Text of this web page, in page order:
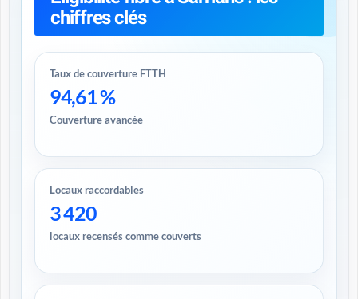
chiffres clés
Taux de couverture FTTH
94,61 %
Couverture avancée
Locaux raccordables
3 420
locaux recensés comme couverts